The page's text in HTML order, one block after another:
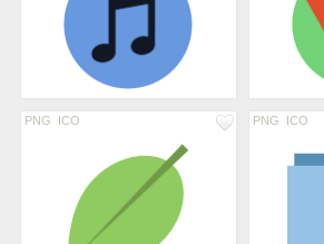
PNG ICO PNG ICO